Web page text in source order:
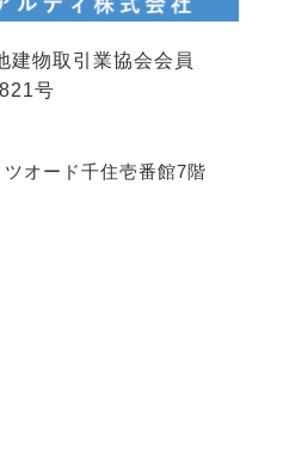
建物取引業協会会員
号
オード千住壱番館7階